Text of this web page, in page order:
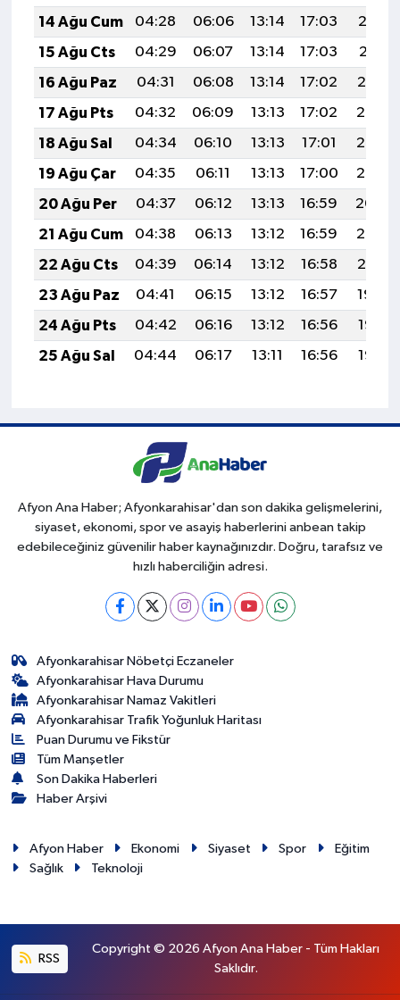
14 Ağu Cum
04:28 06:06 13:14 17:03
20:12
15 Ağu Cts
04:29 06:07 13:14 17:03
20:11
16 Ağu Paz
04:31 06:08 13:14 17:02
20:10
17 Ağu Pts
04:32 06:09 13:13 17:02
20:08
18 Ağu Sal
04:34 06:10 13:13 17:01
20:07
19 Ağu Çar
04:35 06:11 13:13 17:00
20:05
20 Ağu Per
04:37 06:12 13:13 16:59
20:04
21 Ağu Cum
04:38 06:13 13:12 16:59
20:02
22 Ağu Cts
04:39 06:14 13:12 16:58
20:01
23 Ağu Paz
04:41 06:15 13:12 16:57
19:59
24 Ağu Pts
04:42 06:16 13:12 16:56
19:58
25 Ağu Sal
04:44 06:17 13:11 16:56 19:56
Afyon Ana Haber; Afyonkarahisar'dan son dakika gelişmelerini,
siyaset, ekonomi, spor ve asayiş haberlerini anbean takip
edebileceğiniz güvenilir haber kaynağınızdır. Doğru, tarafsız ve
hızlı haberciliğin adresi.
Afyonkarahisar Nöbetçi Eczaneler
Afyonkarahisar Hava Durumu
Afyonkarahisar Namaz Vakitleri
Afyonkarahisar Trafik Yoğunluk Haritası
Puan Durumu ve Fikstür
Tüm Manşetler
Son Dakika Haberleri
Haber Arşivi
Afyon Haber Ekonomi Siyaset Spor
Eğitim
Sağlık
Teknoloji
RSS
Copyright © 2026 Afyon Ana Haber - Tüm Hakları
Saklıdır.